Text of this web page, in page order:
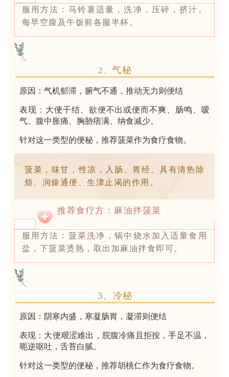
服用方法：马铃薯适量，洗净，压碎，挤汁。
每早空腹及午饭前各服半杯。
2、 气秘
原因：气机郁滞，腑气不通，推动无力则便结
表现：大便干结、欲便不出或便而不爽、肠鸣、嗳
气、腹中胀痛、胸胁痞满、纳食减少。
针对这一类型的便秘，推荐菠菜作为食疗食物。
菠菜，味甘，性凉，入肠、胃经。具有清热除
烦、润燥通便、生津止渴的作用。
推荐食疗方：麻油拌菠菜
服用方法：菠菜洗净，锅中烧水加入适量食用
盐，下菠菜烫熟，取出加麻油拌食即可。
3、冷秘
原因：阴寒内盛，寒凝肠胃，凝滞则便结
表现：大便艰涩难出，脘腹冷痛且拒按，手足不温，
呃逆呕吐，舌苔白腻。
针对这一类型的便秘，推荐胡桃仁作为食疗食物。